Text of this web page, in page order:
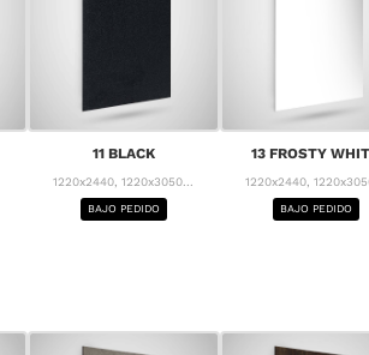
11 BLACK
1220x2440, 1220x3050...
BAJO PEDIDO
13 FROSTY
1220x2440,
BAJO PEDIDO